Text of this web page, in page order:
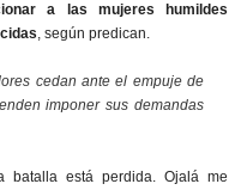
a las mujeres humildes
, según predican.
cedan ante el empuje de
imponer sus demandas
batalla está perdida. Ojalá me